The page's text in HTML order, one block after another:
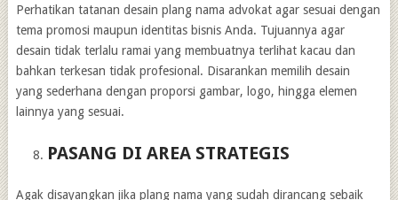
Perhatikan tatanan desain plang nama advokat agar sesuai dengan
tema promosi maupun identitas bisnis Anda. Tujuannya agar
desain tidak terlalu ramai yang membuatnya terlihat kacau dan
bahkan terkesan tidak profesional. Disarankan memilih desain
yang sederhana dengan proporsi gambar, logo, hingga elemen
lainnya yang sesuai.
PASANG DI AREA STRATEGIS
Agak disayangkan jika plang nama yang sudah dirancang sebaik